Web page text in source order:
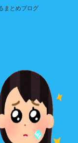
まとめブログ